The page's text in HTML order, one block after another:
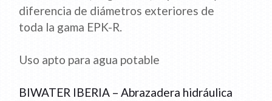
diferencia de diámetros exteriores de
toda la gama EPK-R.
Uso apto para agua potable
BIWATER IBERIA – Abrazadera hidráulica